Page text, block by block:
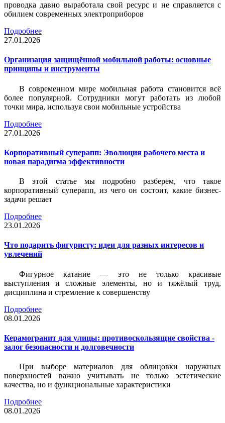
проводка давно выработала свой ресурс и не справляется с
обилием современных электроприборов
Подробнее
27.01.2026
Организация защищённой мобильной работы: основные
принципы и инструменты
В современном мире мобильная работа становится всё
более популярной. Сотрудники могут работать из любой
точки мира, используя свои мобильные устройства
Подробнее
27.01.2026
Корпоративный суперапп: Эволюция рабочего места и
новая парадигма эффективности
В этой статье мы подробно разберем, что такое
корпоративный суперапп, из чего он состоит, какие бизнес-
задачи решает
Подробнее
23.01.2026
Что подарить фигуристу: идеи для разных интересов и
увлечений
Фигурное катание — это не только красивые
выступления и сложные элементы, но и тяжёлый труд,
дисциплина и стремление к совершенству
Подробнее
08.01.2026
Керамогранит для улицы: противоскользящие свойства -
залог безопасности и долговечности
При выборе материалов для облицовки наружных
поверхностей важно учитывать не только эстетические
качества, но и функциональные характеристики
Подробнее
08.01.2026